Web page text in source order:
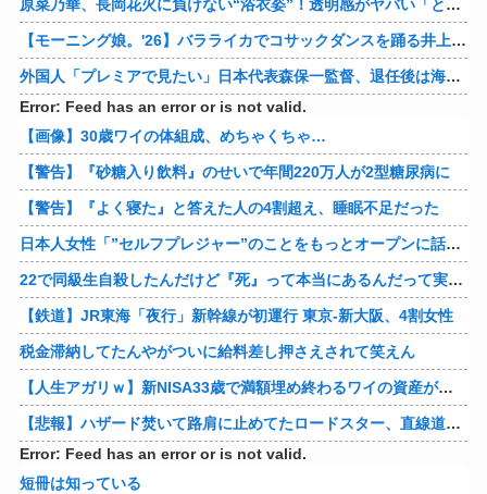
原菜乃華、長岡花火に負けない“浴衣姿”！透明感がヤバい「とびきりに綺麗です…！」【画像】
【モーニング娘。'26】バラライカでコサックダンスを踊る井上春華、めっちゃ上手い
外国人「プレミアで見たい」日本代表森保一監督、退任後は海外クラブの監督挑戦か!?「視野には入れています」制度上は欧州での監督就任が可能【海外の反応】
Error: Feed has an error or is not valid.
【画像】30歳ワイの体組成、めちゃくちゃ…
【警告】『砂糖入り飲料』のせいで年間220万人が2型糖尿病に
【警告】『よく寝た』と答えた人の4割超え、睡眠不足だった
日本人女性「”セルフプレジャー”のことをもっとオープンに話したい」
22で同級生自殺したんだけど『死』って本当にあるんだって実感して怖くなってきた
【鉄道】JR東海「夜行」新幹線が初運行 東京-新大阪、4割女性
税金滞納してたんやがついに給料差し押さえされて笑えん
【人生アガリｗ】新NISA33歳で満額埋め終わるワイの資産がこちらァ！！！！！！！！！！
【悲報】ハザード焚いて路肩に止めてたロードスター、直線道路なのに容赦なく突っ込まれる
Error: Feed has an error or is not valid.
短冊は知っている